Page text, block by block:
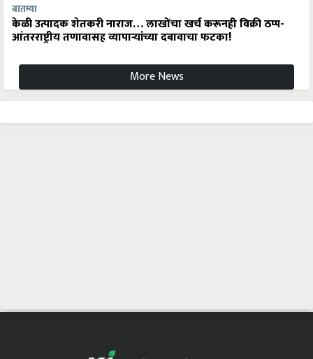
बातम्या
केळी उत्पादक शेतकरी नाराज… लाखोंचा खर्च करूनही विक्री ठप्प-
आंतरराष्ट्रीय तणावासह व्यापाऱ्यांच्या दबावाचा फटका!
More News